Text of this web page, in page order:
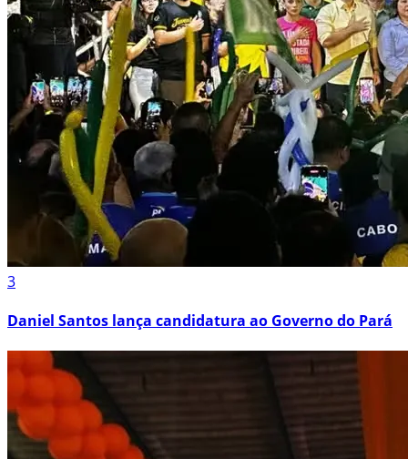
3
Daniel Santos lança candidatura ao Governo do Pará